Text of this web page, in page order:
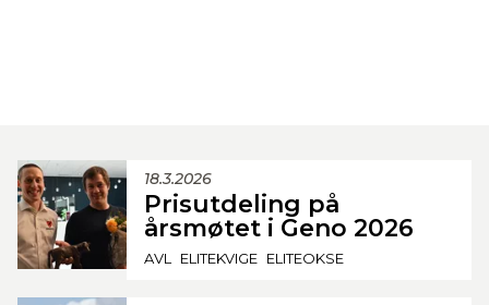
18.3.2026
Prisutdeling på
årsmøtet i Geno 2026
AVL ELITEKVIGE ELITEOKSE